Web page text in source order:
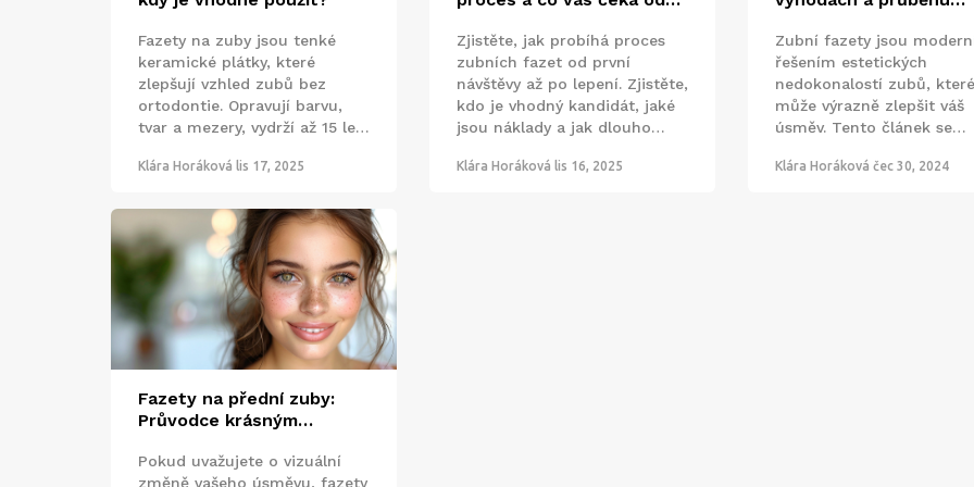
Fazety na zuby jsou tenké
keramické plátky, které
zlepšují vzhled zubů bez
ortodontie. Opravují barvu,
tvar a mezery, vydrží až 15 let
přirozené zuby.
Klára Horáková lis 17, 2025
Zjistěte, jak probíhá proces
zubních fazet od první
návštěvy až po lepení. Zjistěte,
kdo je vhodný kandidát, jaké
jsou náklady a jak dlouho
Klára Horáková lis 16, 2025
Zubní fazety jsou
řešením estetických
nedokonalostí zubů, které
může výrazně zlepšit váš
úsměv. Tento článek se
zubních fazet, jaké jsou
Klára Horáková čec 30, 2024
Fazety na přední zuby:
Průvodce krásným
Pokud uvažujete o vizuální
změně vašeho úsměvu, fazety